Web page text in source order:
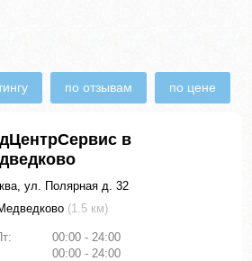
по отзывам по цене
в
ул. Полярная д. 32
(1.5 км)
00:00 - 24:00
00:00 - 24:00